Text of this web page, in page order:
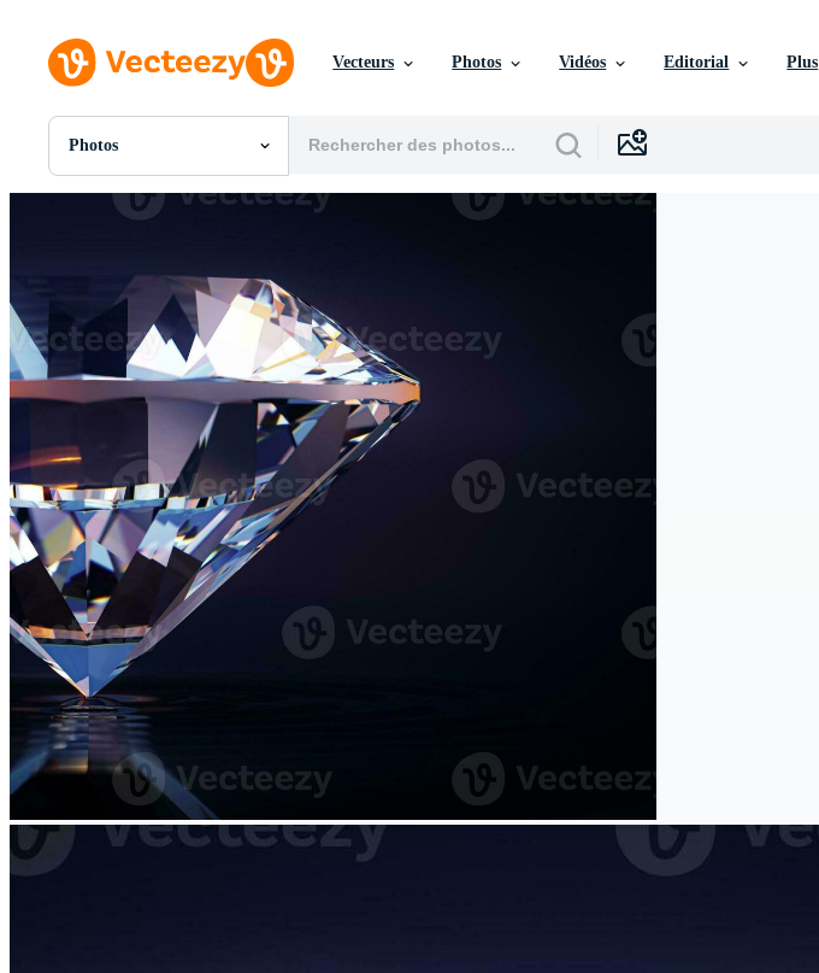
Vecteurs Photos Vidéos Editorial Plus
Photos
Toutes Images
Photos
SVGs
Modèles
Vecteurs
Vidéos
Motion graphics
Images Éditoriales
Événements Éditoriaux